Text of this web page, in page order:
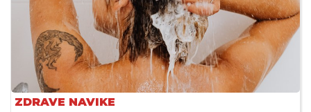
ZDRAVE NAVIKE